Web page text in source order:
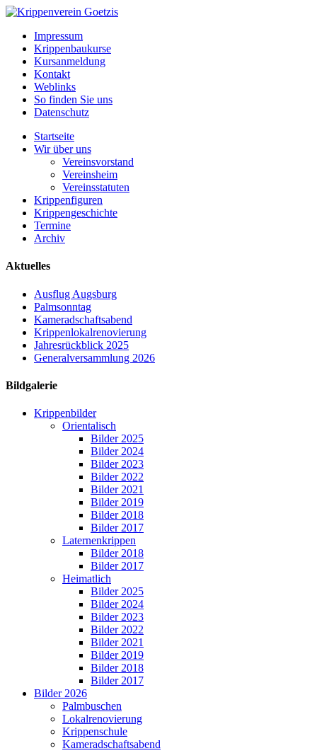
Impressum
Krippenbaukurse
Kursanmeldung
Kontakt
Weblinks
So finden Sie uns
Datenschutz
Startseite
Wir über uns
Vereinsvorstand
Vereinsheim
Vereinsstatuten
Krippenfiguren
Krippengeschichte
Termine
Archiv
Aktuelles
Ausflug Augsburg
Palmsonntag
Kameradschaftsabend
Krippenlokalrenovierung
Jahresrückblick 2025
Generalversammlung 2026
Bildgalerie
Krippenbilder
Orientalisch
Bilder 2025
Bilder 2024
Bilder 2023
Bilder 2022
Bilder 2021
Bilder 2019
Bilder 2018
Bilder 2017
Laternenkrippen
Bilder 2018
Bilder 2017
Heimatlich
Bilder 2025
Bilder 2024
Bilder 2023
Bilder 2022
Bilder 2021
Bilder 2019
Bilder 2018
Bilder 2017
Bilder 2026
Palmbuschen
Lokalrenovierung
Krippenschule
Kameradschaftsabend